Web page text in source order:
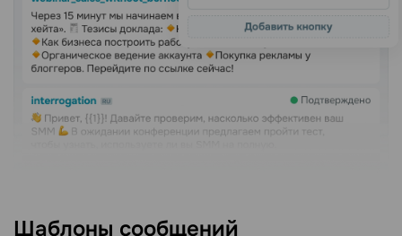
Шаблоны сообщений